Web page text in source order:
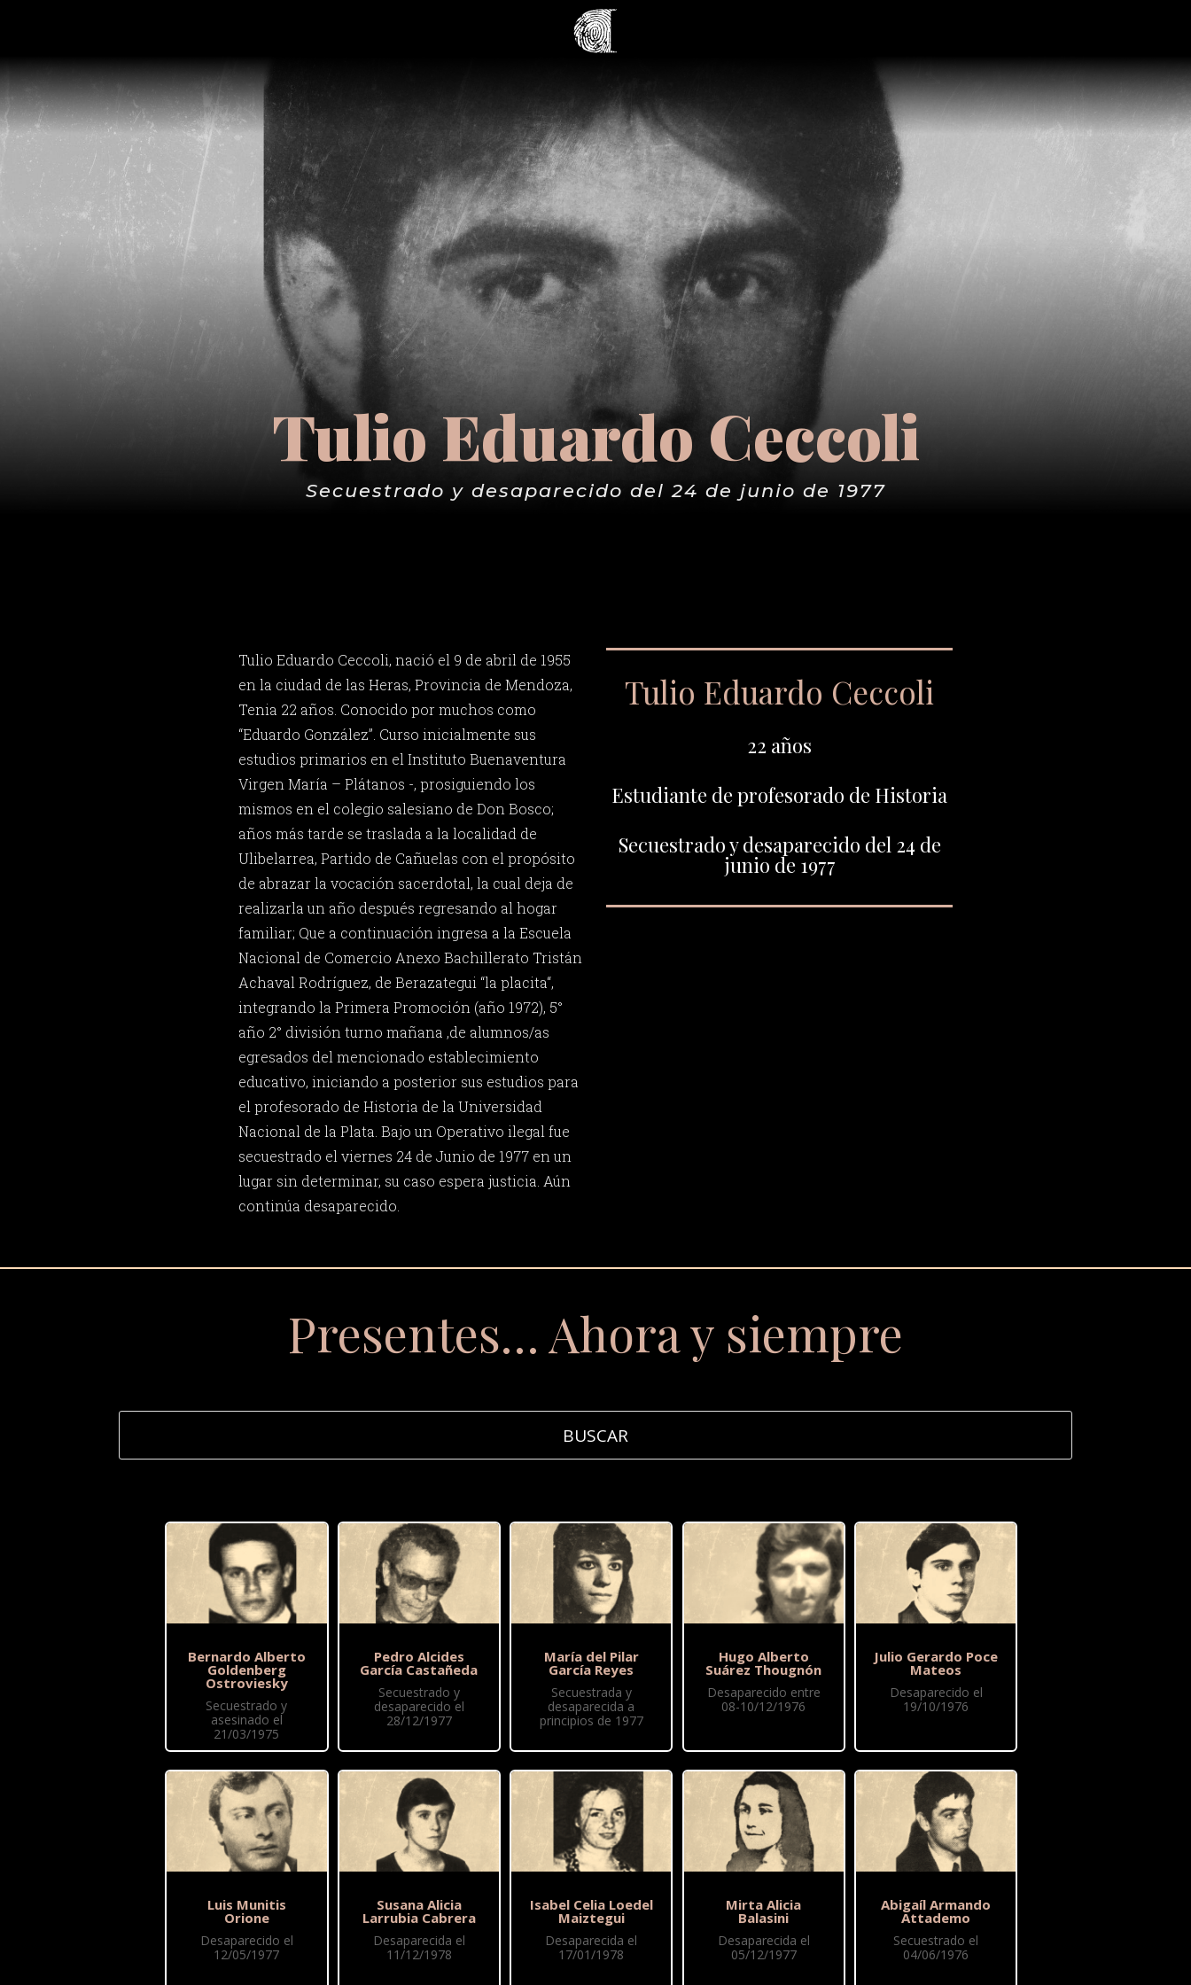
Tulio Eduardo Ceccoli
Secuestrado y desaparecido del 24 de junio de 1977
Tulio Eduardo Ceccoli, nació el 9 de abril de 1955
en la ciudad de las Heras, Provincia de Mendoza,
Tenia 22 años. Conocido por muchos como
“Eduardo González”. Curso inicialmente sus
estudios primarios en el Instituto Buenaventura
Virgen María – Plátanos -, prosiguiendo los
mismos en el colegio salesiano de Don Bosco;
años más tarde se traslada a la localidad de
Ulibelarrea, Partido de Cañuelas con el propósito
de abrazar la vocación sacerdotal, la cual deja de
realizarla un año después regresando al hogar
familiar; Que a continuación ingresa a la Escuela
Nacional de Comercio Anexo Bachillerato Tristán
Achaval Rodríguez, de Berazategui “la placita“,
integrando la Primera Promoción (año 1972), 5°
año 2° división turno mañana ,de alumnos/as
egresados del mencionado establecimiento
educativo, iniciando a posterior sus estudios para
el profesorado de Historia de la Universidad
Nacional de la Plata. Bajo un Operativo ilegal fue
secuestrado el viernes 24 de Junio de 1977 en un
lugar sin determinar, su caso espera justicia. Aún
continúa desaparecido.
Tulio Eduardo Ceccoli
22 años
Estudiante de profesorado de Historia
Secuestrado y desaparecido del 24 de
junio de 1977
Presentes… Ahora y siempre
Bernardo Alberto
Goldenberg
Ostroviesky
Secuestrado y
asesinado el
21/03/1975
Luis Munitis
Orione
Desaparecido el
12/05/1977
Pedro Alcides
García Castañeda
Secuestrado y
desaparecido el
28/12/1977
Susana Alicia
Larrubia Cabrera
Desaparecida el
11/12/1978
María del Pilar
García Reyes
Secuestrada y
desaparecida a
principios de 1977
Isabel Celia Loedel
Maiztegui
Desaparecida el
17/01/1978
Hugo Alberto
Suárez Thougnón
Desaparecido entre
08-10/12/1976
Mirta Alicia
Balasini
Desaparecida el
05/12/1977
Julio Gerardo Poce
Mateos
Desaparecido el
19/10/1976
Abigaíl Armando
Attademo
Secuestrado el
04/06/1976